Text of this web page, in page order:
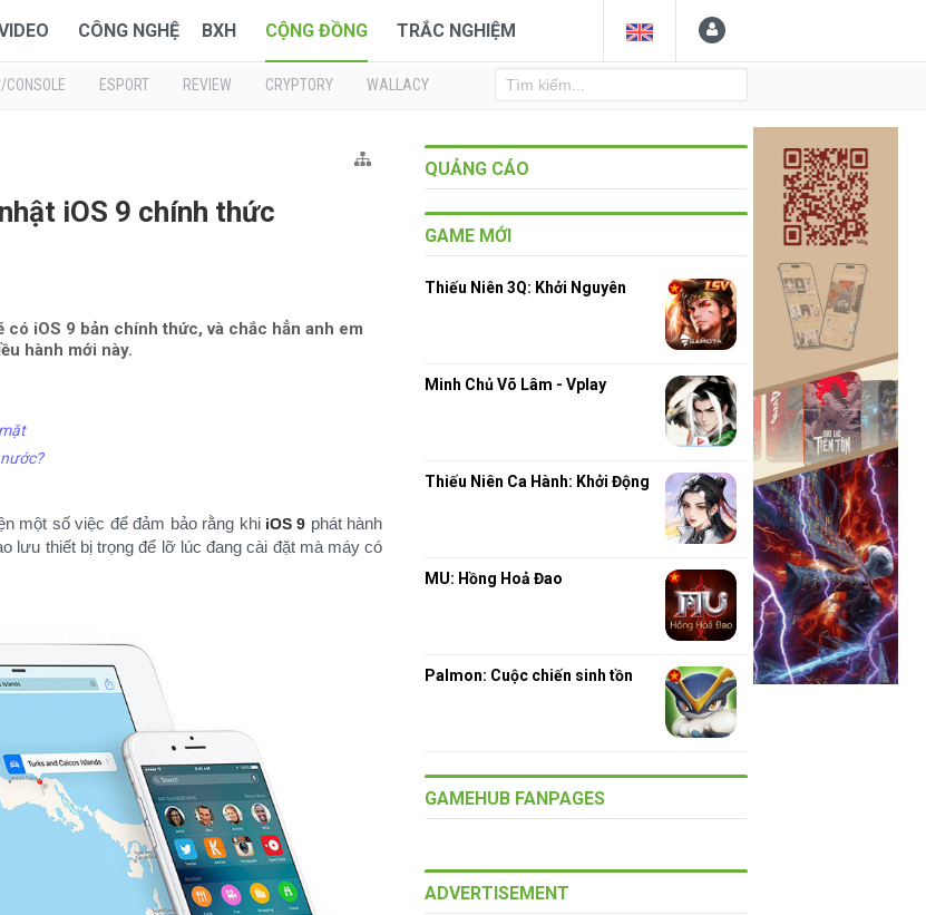
CÔNG NGHỆ BXH CỘNG ĐỒNG TRẮC NGHIỆM
CONSOLE ESPORT REVIEW CRYPTORY WALLACY
iOS 9 chính thức
iOS 9 bản chính thức, và chắc hẳn anh em
hành mới này.
một số việc để đảm bảo rằng khi iOS 9 phát hành
lưu thiết bị trọng để lỡ lúc đang cài đặt mà máy có
QUẢNG CÁO
GAME MỚI
Thiếu Niên 3Q: Khởi Nguyên
Minh Chủ Võ Lâm - Vplay
Thiếu Niên Ca Hành: Khởi Động
MU: Hồng Hoả Đao
Palmon: Cuộc chiến sinh tồn
GAMEHUB FANPAGES
ADVERTISEMENT